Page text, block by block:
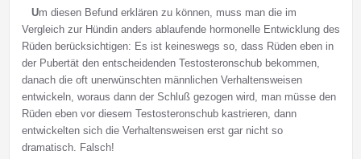
Um diesen Befund erklären zu können, muss man die im
Vergleich zur Hündin anders ablaufende hormonelle Entwicklung des
Rüden berücksichtigen: Es ist keineswegs so, dass Rüden eben in
der Pubertät den entscheidenden Testosteronschub bekommen,
danach die oft unerwünschten männlichen Verhaltensweisen
entwickeln, woraus dann der Schluß gezogen wird, man müsse den
Rüden eben vor diesem Testosteronschub kastrieren, dann
entwickelten sich die Verhaltensweisen erst gar nicht so
dramatisch. Falsch!